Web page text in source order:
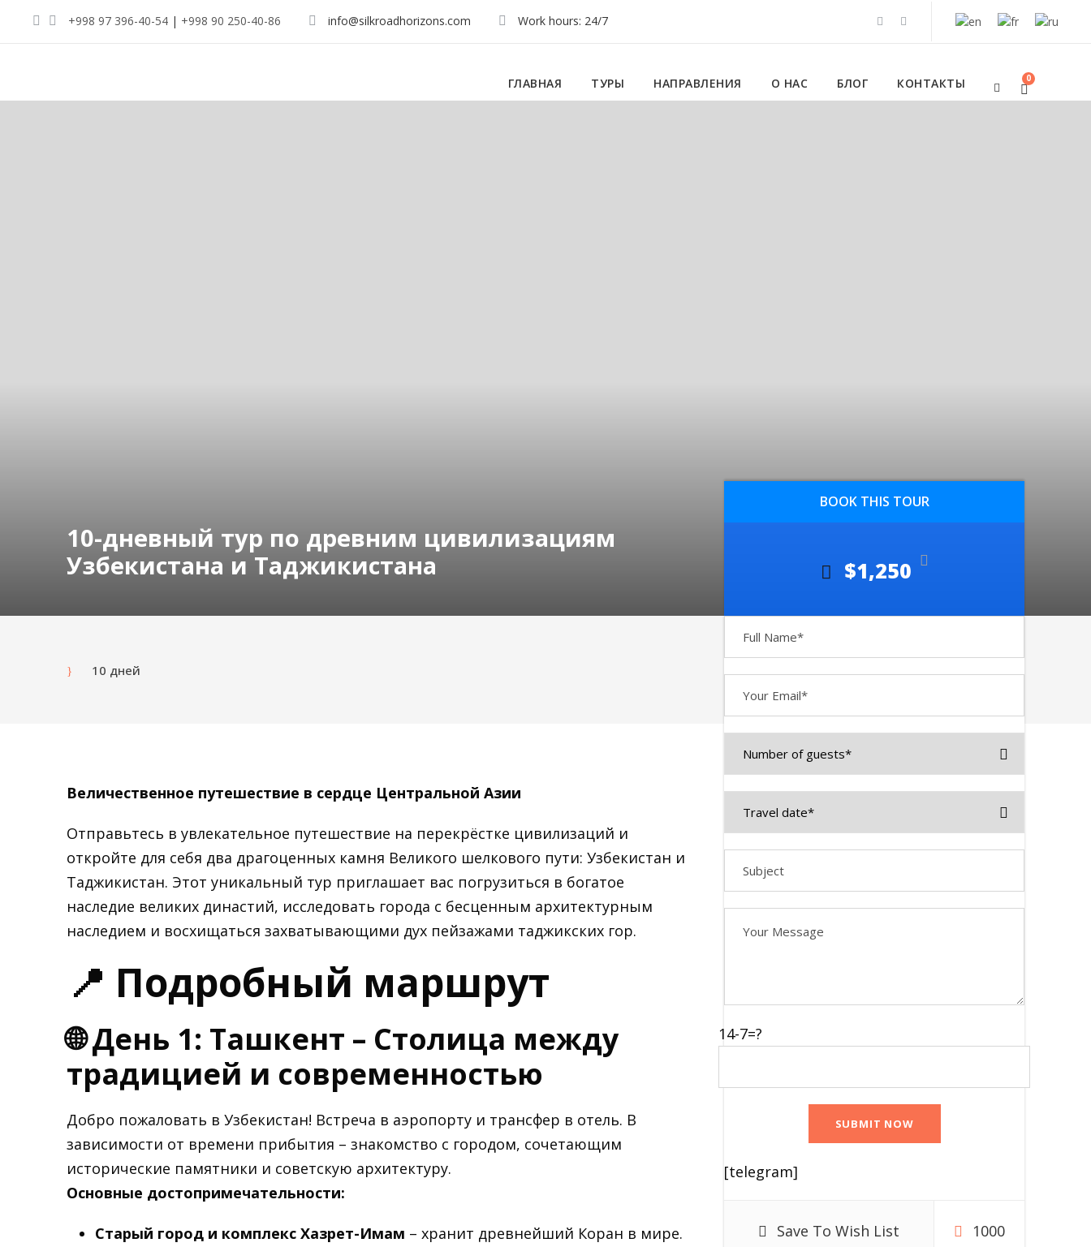
+998 97 396-40-54 | +998 90 250-40-86 info@silkroadhorizons.com Work hours: 24/7
ГЛАВНАЯ ТУРЫ НАПРАВЛЕНИЯ О НАС БЛОГ КОНТАКТЫ 0
10-дневный тур по древним цивилизациям
Узбекистана и Таджикистана
BOOK THIS TOUR
$1,250
14-7=?
[telegram]
Save To Wish List 1000
10 дней
Величественное путешествие в сердце Центральной Азии
Отправьтесь в увлекательное путешествие на перекрёстке цивилизаций и
откройте для себя два драгоценных камня Великого шелкового пути: Узбекистан и
Таджикистан. Этот уникальный тур приглашает вас погрузиться в богатое
наследие великих династий, исследовать города с бесценным архитектурным
наследием и восхищаться захватывающими дух пейзажами таджикских гор.
📍 Подробный маршрут
🌐 День 1: Ташкент – Столица между
традицией и современностью
Добро пожаловать в Узбекистан! Встреча в аэропорту и трансфер в отель. В
зависимости от времени прибытия – знакомство с городом, сочетающим
исторические памятники и советскую архитектуру.
Основные достопримечательности:
Старый город и комплекс Хазрет-Имам – хранит древнейший Коран в мире.